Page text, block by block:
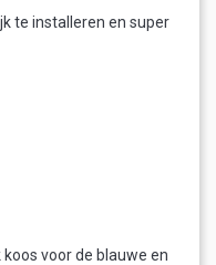
te installeren en super
koos voor de blauwe en